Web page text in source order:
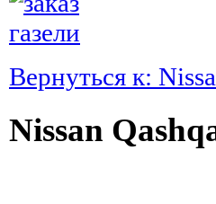
Вернуться к:
Nissan